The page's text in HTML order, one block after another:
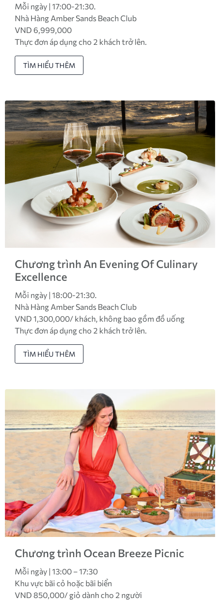
Mỗi ngày | 17:00-21:30.
Nhà Hàng Amber Sands Beach Club
VND 6,999,000
Thực đơn áp dụng cho 2 khách trở lên.
TÌM HIỂU THÊM
Chương trình An Evening Of Culinary
Excellence
Mỗi ngày | 18:00-21:30.
Nhà Hàng Amber Sands Beach Club
VND 1,300,000/ khách, không bao gồm đồ uống
Thực đơn áp dụng cho 2 khách trở lên.
TÌM HIỂU THÊM
Chương trình Ocean Breeze Picnic
Mỗi ngày | 13:00 – 17:30
Khu vực bãi cỏ hoặc bãi biển
VND 850,000/ giỏ dành cho 2 người